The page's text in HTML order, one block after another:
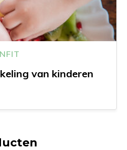
van kinderen